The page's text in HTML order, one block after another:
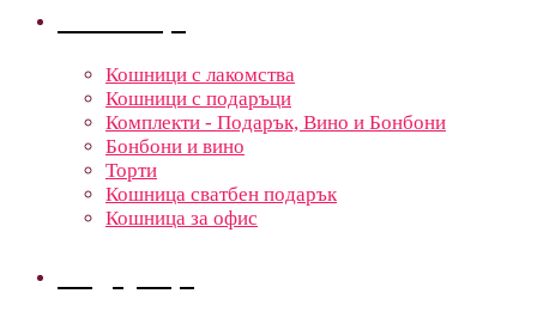
Кошници с лакомства
Кошници с подаръци
Комплекти - Подарък, Вино и Бонбони
Бонбони и вино
Торти
Кошница сватбен подарък
Кошница за офис